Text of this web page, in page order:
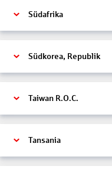
Südafrika
Südkorea, Republik
Taiwan R.O.C.
Tansania